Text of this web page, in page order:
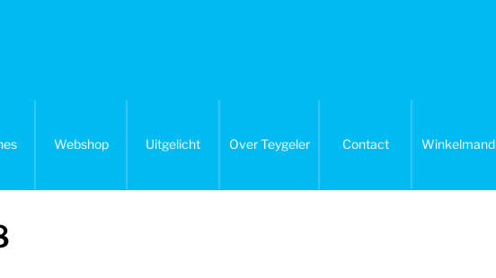
Webshop Uitgelicht Over Teygeler Contact Winkelmand